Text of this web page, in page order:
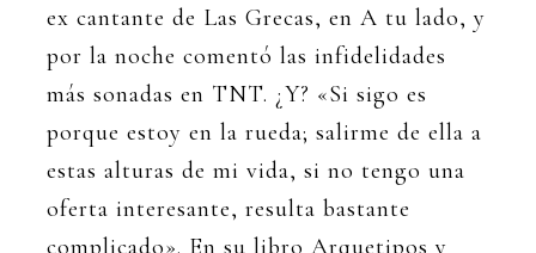
ex cantante de Las Grecas, en A tu lado, y
por la noche comentó las infidelidades
más sonadas en TNT. ¿Y? «Si sigo es
porque estoy en la rueda; salirme de ella a
estas alturas de mi vida, si no tengo una
oferta interesante, resulta bastante
complicado». En su libro Arquetipos y